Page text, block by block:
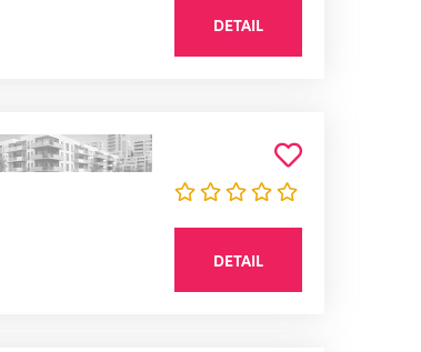
DETAIL
DETAIL